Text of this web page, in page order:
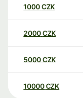
1000CZK
2000CZK
5000CZK
10000 CZK